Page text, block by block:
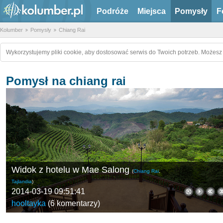
Podróże Miejsca Pomysły
Kolumber Pomysły Chiang Rai
Wykorzystujemy pliki cookie, aby dostosować serwis do Twoich potrzeb.
Pomysł na chiang rai
Widok z hotelu w Mae Salong (Chiang Rai,
Tajlandia)
2014-03-19 09:51:41
hooltayka (6 komentarzy)